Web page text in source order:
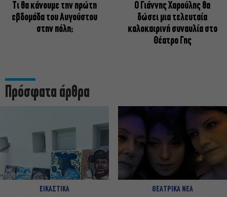
Τι θα κάνουμε την πρώτη
εβδομάδα του Αυγούστου
στην πόλη;
Ο Γιάννης Χαρούλης θα
δώσει μια τελευταία
καλοκαιρινή συναυλία στο
Θέατρο Γης
Πρόσφατα άρθρα
ΕΙΚΑΣΤΙΚΑ ΘΕΑΤΡΙΚΑ ΝΕΑ